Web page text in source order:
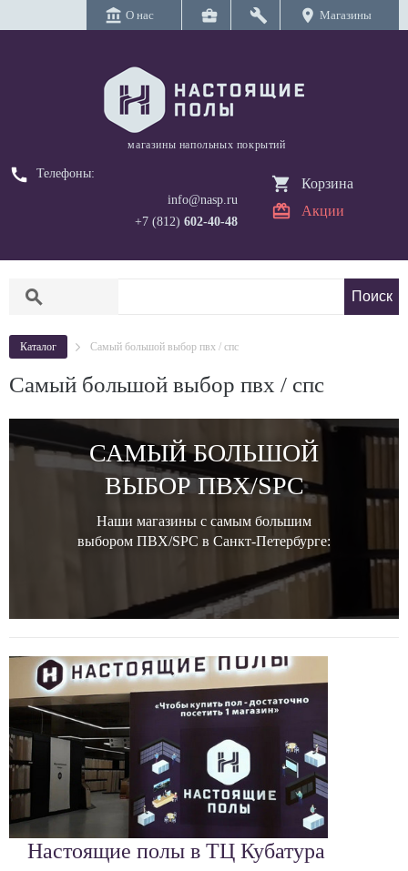
account_balance О нас business_center build location_on Магазины
магазины напольных покрытий
call
Телефоны:
info@nasp.ru
+7 (812) 602-40-48
Корзина
Акции
search
Каталог Самый большой выбор пвх / спс
Самый большой выбор пвх / спс
САМЫЙ БОЛЬШОЙ
ВЫБОР ПВХ/SPC
Наши магазины с самым большим
выбором ПВХ/SPC в Санкт-Петербурге:
Настоящие полы в ТЦ Кубатура